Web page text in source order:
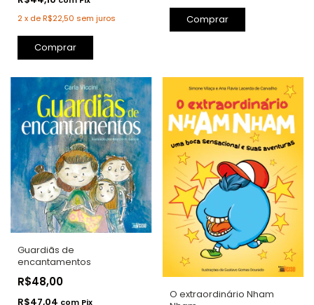
2x deR$22,50 sem juros
Comprar
Guardiãs de
encantamentos
R$48,00
R$47,04 com Pix
O extraordinário Nham